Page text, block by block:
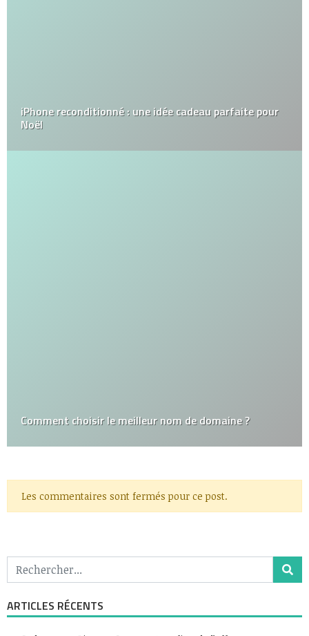
iPhone reconditionné : une idée cadeau parfaite pour
Noël
Comment choisir le meilleur nom de domaine ?
Les commentaires sont fermés pour ce post.
ARTICLES RÉCENTS